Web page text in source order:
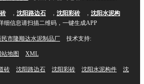
， 沈阳路边石 ， 沈阳彩砖 ， 沈阳水泥构
细信息请扫描二维码，一键生成APP
民市隆顺达水泥制品厂 技术支持:
站地图 XML
砖 沈阳路边石 沈阳彩砖 沈阳水泥构件
沈